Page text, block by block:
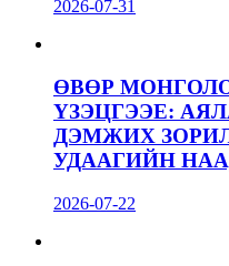
2026-07-31
ӨВӨР
ҮЗЭЦГЭЭЕ:
ДЭМЖИХ
УДААГИЙН
2026-07-22